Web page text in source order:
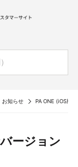
お知らせ PA ONE (iOS版
ージョン